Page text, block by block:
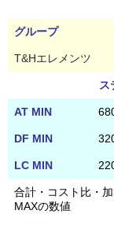
グループ
T&Hエレメンツ
AT MIN
DF MIN
LC MIN
合計・コスト比・
MAXの数値